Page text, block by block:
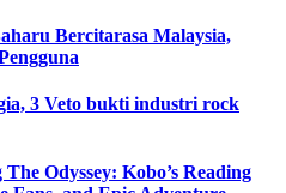
Bercitarasa Malaysia,
3 Veto bukti industri rock
Odyssey: Kobo’s Reading